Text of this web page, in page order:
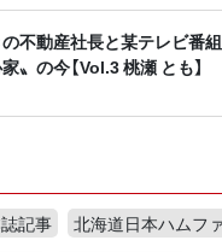
不動産社長と某テレビ番
家〟の今【Vol.3 桃瀬 とも】
記事
北海道日本ハムフ